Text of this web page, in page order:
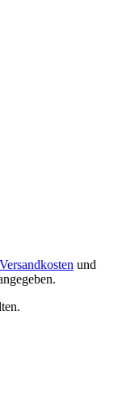
Versandkosten und